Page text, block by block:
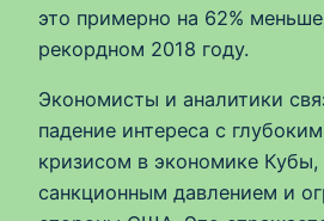
это примерно на 62%
рекордном 2018 году.
Экономисты и аналитики
падение интереса с
кризисом в экономике
санкционным давлением и